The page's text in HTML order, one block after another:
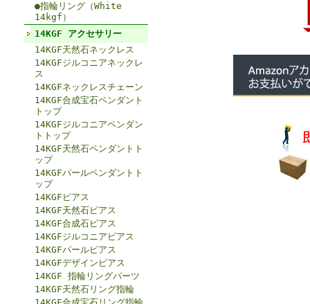
●指輪リング（White
14kgf）
14KGF アクセサリー
14KGF天然石ネックレス
14KGFジルコニアネックレ
ス
14KGFネックレスチェーン
14KGF合成宝石ペンダント
トップ
14KGFジルコニアペンダン
トトップ
14KGF天然石ペンダントト
ップ
14KGFパールペンダントト
ップ
14KGFピアス
14KGF天然石ピアス
14KGF合成石ピアス
14KGFジルコニアピアス
14KGFパールピアス
14KGFデザインピアス
14KGF 指輪リングパーツ
14KGF天然石リング指輪